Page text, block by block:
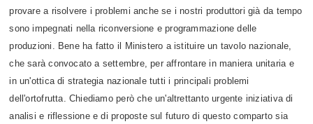
provare a risolvere i problemi anche se i nostri produttori già da tempo
sono impegnati nella riconversione e programmazione delle
produzioni. Bene ha fatto il Ministero a istituire un tavolo nazionale,
che sarà convocato a settembre, per affrontare in maniera unitaria e
in un'ottica di strategia nazionale tutti i principali problemi
dell'ortofrutta. Chiediamo però che un'altrettanto urgente iniziativa di
analisi e riflessione e di proposte sul futuro di questo comparto sia